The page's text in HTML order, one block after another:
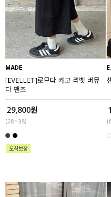
MADE
[EVELLET]로므다 카고 리벳 버뮤
다 팬츠
29,800원
(28~38)